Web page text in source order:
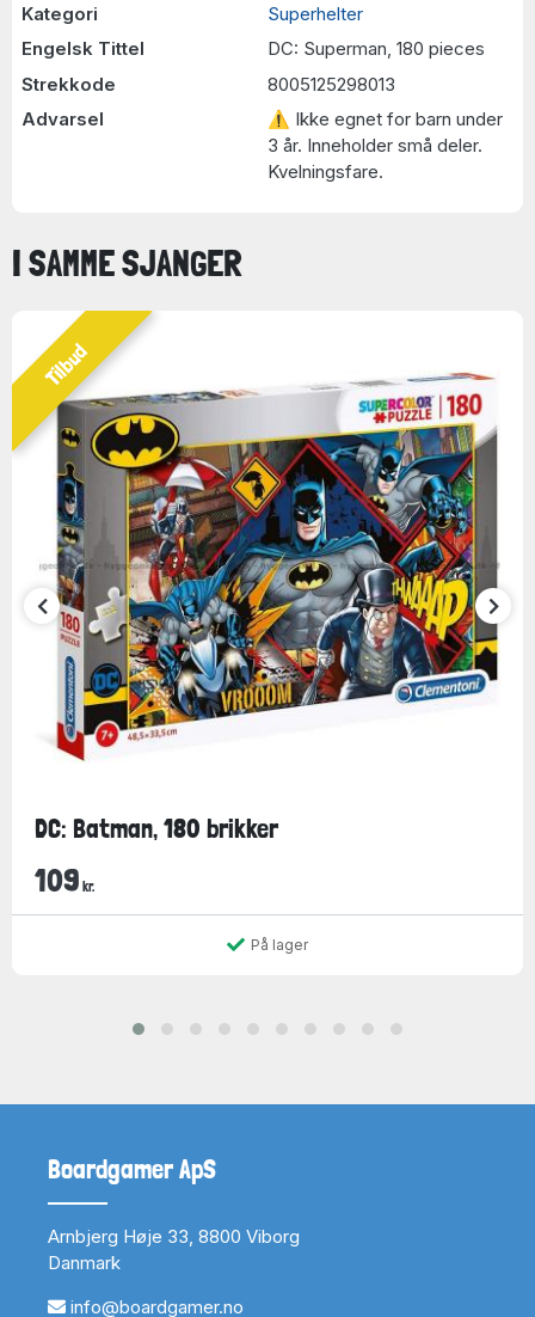
Kategori
Superhelter
Engelsk Tittel
DC: Superman, 180 pieces
Strekkode
8005125298013
Advarsel
⚠ Ikke egnet for barn under
3 år. Inneholder små deler.
Kvelningsfare.
I SAMME SJANGER
Tilbud
DC: Batman, 180 brikker
109 kr.
På lager
Boardgamer ApS
Arnbjerg Høje 33, 8800 Viborg
Danmark
info@boardgamer.no